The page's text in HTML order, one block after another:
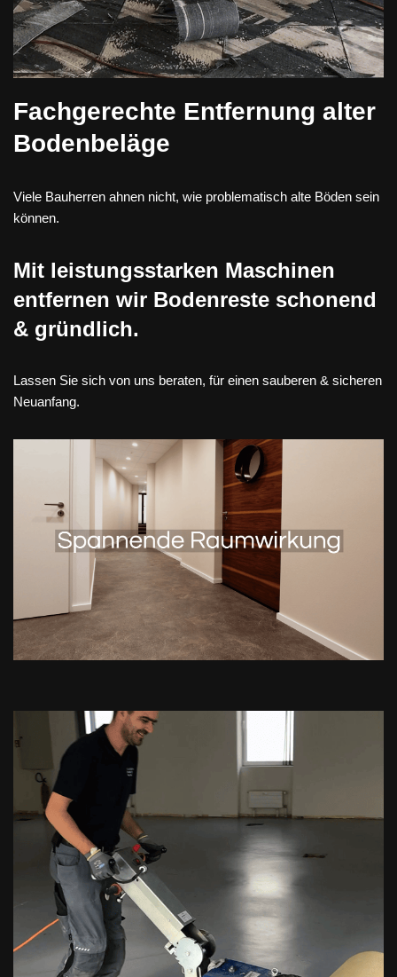
Fachgerechte Entfernung alter
Bodenbeläge
Viele Bauherren ahnen nicht, wie problematisch alte Böden sein
können.
Mit leistungsstarken Maschinen
entfernen wir Bodenreste schonend
& gründlich.
Lassen Sie sich von uns beraten, für einen sauberen & sicheren
Neuanfang.